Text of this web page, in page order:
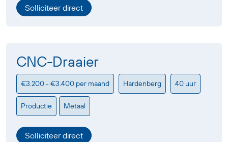
Solliciteer direct
CNC-Draaier
€3.200 - €3.400 per maand Hardenberg 40 uur
Productie Metaal
Solliciteer direct